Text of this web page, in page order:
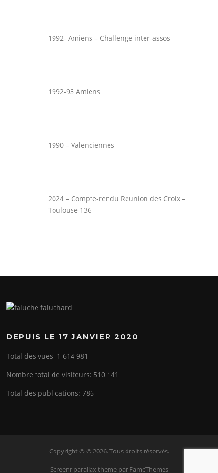
1992- Amiens – Challenge inter-assos
1992-93 Amiens
1990 – Valenciennes
2024 – Compte-rendu Reunion des Croix –
Toulouse 136
DEPUIS LE 17 JANVIER 2020
Total des vues: 1 614 981
Nombre total de visiteurs: 510 141
Total des publications:786
Copyright © © 2026. Tous droits réservés.
Screenr parallax themepar FameThemes